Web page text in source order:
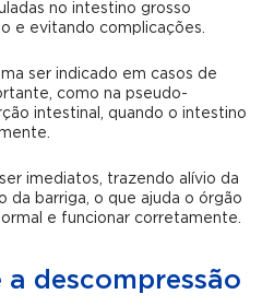
no intestino grosso
e evitando complicações.
ser indicado em casos de
como na pseudo-
intestinal, quando o intestino
imediatos, trazendo alívio da
da barriga, o que ajuda o órgão
e funcionar corretamente.
a descompressão